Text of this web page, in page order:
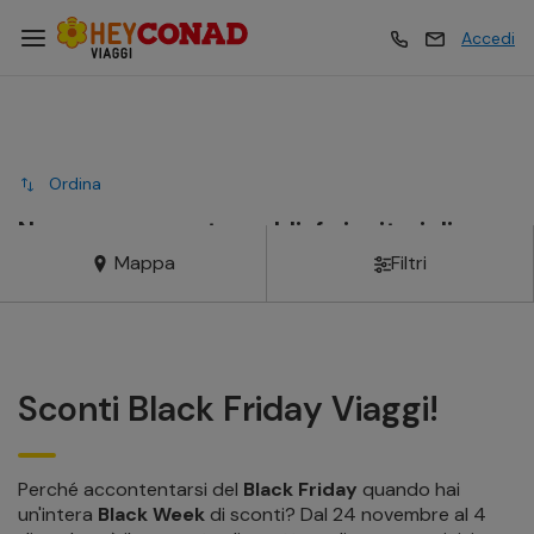
Hotel
Crociere
Traghetti
Accedi
Hotel
Crociere
Mappa Filtri
Ordina
Nessuna proposta soddisfa i criteri di
ricerca
Sconti Black Friday Viaggi!
Perché accontentarsi del Black Friday quando hai
un'intera Black Weekdi sconti? Dal 24 novembre al 4